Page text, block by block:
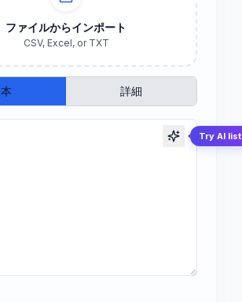
ファイルからインポート
CSV, Excel, or TXT
詳細
Try AI